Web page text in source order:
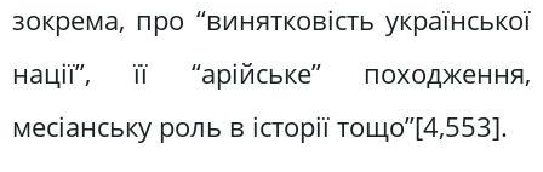
зокрема, про “винятковість української
нації”, її “арійське” походження,
месіанську роль в історії тощо”[4,553].